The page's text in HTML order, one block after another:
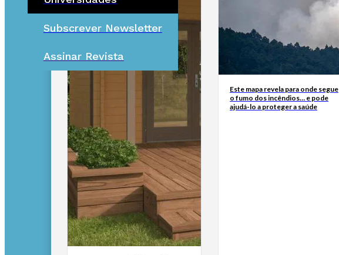
Subscrever Newsletter
Assinar Revista
Este mapa revela para onde segue
o fumo dos incêndios… e pode
ajudá-lo a proteger a saúde